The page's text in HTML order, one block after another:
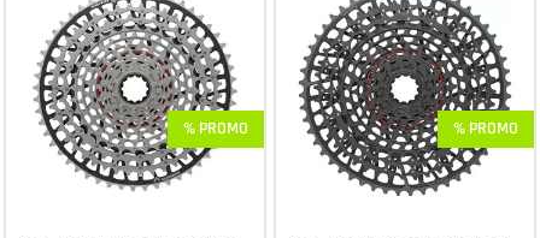
% PROMO % PROMO